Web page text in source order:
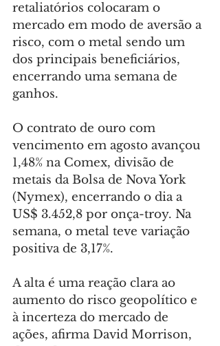
retaliatórios colocaram o
mercado em modo de aversão a
risco, com o metal sendo um
dos principais beneficiários,
encerrando uma semana de
ganhos.
O contrato de ouro com
vencimento em agosto avançou
1,48% na Comex, divisão de
metais da Bolsa de Nova York
(Nymex), encerrando o dia a
US$ 3.452,8 por onça-troy. Na
semana, o metal teve variação
positiva de 3,17%.
A alta é uma reação clara ao
aumento do risco geopolítico e
à incerteza do mercado de
ações, afirma David Morrison,